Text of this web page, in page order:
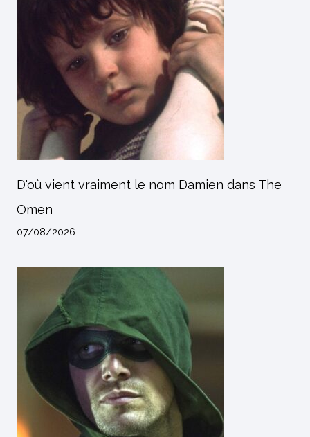
D'où vient vraiment le nom Damien dans The
Omen
07/08/2026